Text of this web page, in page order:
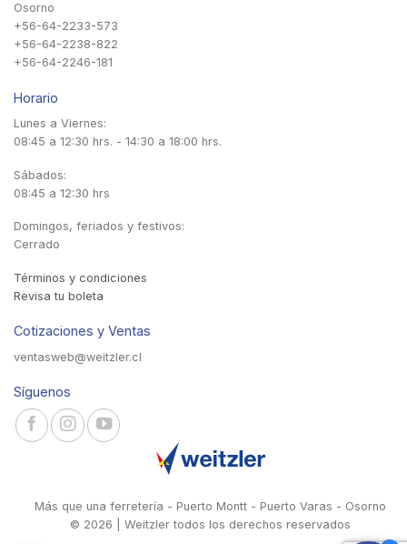
Osorno
+56-64-2233-573
+56-64-2238-822
+56-64-2246-181
Horario
Lunes a Viernes:
08:45 a 12:30 hrs. - 14:30 a 18:00 hrs.
Sábados:
08:45 a 12:30 hrs
Domingos, feriados y festivos:
Cerrado
Términos y condiciones
Revisa tu boleta
Cotizaciones y Ventas
ventasweb@weitzler.cl
Síguenos
Más que una ferretería - Puerto Montt - Puerto Varas - Osorno
© 2026 | Weitzler todos los derechos reservados